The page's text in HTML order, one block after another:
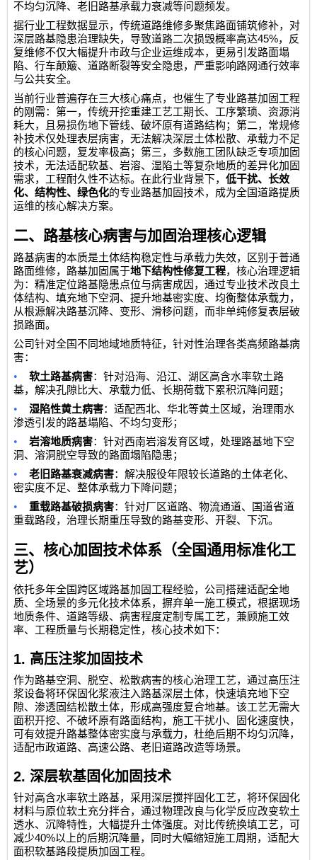
不均匀沉降、老旧路基承载力衰减等问题频发。
据行业工程数据显示，传统道路维修多聚焦路面铺筑修补，对
深层路基隐患治理缺失，导致道路二次损毁概率高达45%，反
复维修不仅大幅提升市政与企业运维成本，更易引发路面塌
陷、行车颠簸、道路断裂等安全隐患，严重影响路网通行效率
与公共安全。
当前行业普遍存在三大核心痛点，也催生了专业路基加固工程
的刚需：第一，传统开挖重建工艺工期长、工序繁琐、资源消
耗大，且易损伤地下管线、破坏原有道路结构；第二，常规修
补技术仅处理表层病害，无法解决深层土体松散、承载力不足
的核心问题，复发率极高；第三，多数施工团队缺乏专项加固
技术，无法适配软基、岩溶、湿陷土等复杂地质的差异化加固
需求，工程耐久性不达标。在此行业背景下，低干扰、长效
化、结构性、绿色化的专业路基加固技术，成为全国道路提质
运维的核心解决方案。
二、路基核心病害与加固治理核心逻辑
路基病害的本质是土体结构稳定性与承载力失效，区别于普通
路面维修，路基加固属于地下结构性修复工程，核心治理逻辑
为：精准定位路基隐患点位与病害成因，通过专业技术改良土
体结构、填充地下空洞、提升地基密实度、均衡整体承载力，
从根源解决路基沉降、变形、滑移问题，而非单纯修复表层破
损路面。
公司针对全国不同地域地质特征，针对性治理各类高频路基病
害：
• 软土路基病害：针对沿海、沿江、湖区高含水率软土路
基，解决孔隙比大、承载力低、长期荷载下累积沉降问题；
• 湿陷性黄土病害：适配西北、华北等黄土区域，治理雨水
渗透引发的路基塌陷、不均匀变形；
• 岩溶地质病害：针对西南岩溶发育区域，处理路基地下空
洞、溶洞脱空导致的路面塌陷隐患；
• 老旧路基衰减病害：解决服役年限较长道路的土体老化、
密实度不足、整体承载力下降问题；
• 重载路基破损病害：针对厂区道路、物流通道、国道省道
重载路段，治理长期重压导致的路基变形、开裂、下沉。
三、核心加固技术体系（全国通用标准化工
艺）
依托多年全国跨区域路基加固工程经验，公司搭建适配全地
质、全场景的多元化技术体系，摒弃单一施工模式，根据现场
地质条件、道路等级、病害程度定制专属工艺，兼顾施工效
率、工程质量与长期稳定性，核心技术如下：
1. 高压注浆加固技术
作为路基空洞、脱空、松散病害的核心治理工艺，通过高压注
浆设备将环保固化浆液注入路基深层土体，快速填充地下空
隙、渗透固结松散土体，形成高强度复合地基。该工艺无需大
面积开挖、不破坏原有路面结构，施工干扰小、固化速度快，
可有效提升路基整体密实度与承载力，杜绝后期不均匀沉降，
适配市政道路、高速公路、老旧道路改造等场景。
2.深层软基固化加固技术
针对高含水率软土路基，采用深层搅拌固化工艺，将环保固化
材料与原位软土充分拌合，通过物理改良与化学反应改变软土
透水、沉降特性，大幅提升土体强度。对比传统换填工艺，可
减少40%以上的后期沉降量，同时大幅缩短施工周期，适配大
面积软基路段提质加固工程。